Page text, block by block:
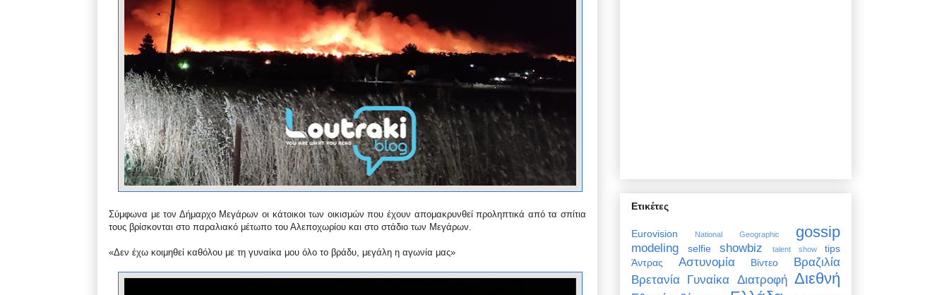
Σύμφωνα με τον Δήμαρχο Μεγάρων οι κάτοικοι των οικισμών που έχουν απομακρυνθεί προληπτικά από τα σπίτια
τους βρίσκονται στο παραλιακό μέτωπο του Αλεποχωρίου και στο στάδιο των Μεγάρων.
«Δεν έχω κοιμηθεί καθόλου με τη γυναίκα μου όλο το βράδυ, μεγάλη η αγωνία μας»
Ετικέτες
Eurovision National Geographic gossip
modeling selfie showbiz talent show
tips
Άντρας
Αστυνομία Βίντεο
Βραζιλία
Βρετανία Γυναίκα Διατροφή Διεθνή